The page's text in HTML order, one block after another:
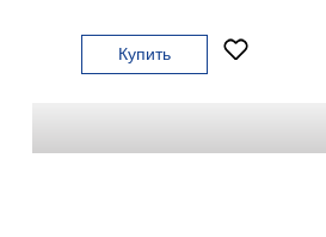
Купить